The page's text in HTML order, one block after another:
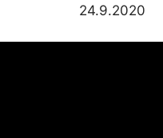
24.9.2020